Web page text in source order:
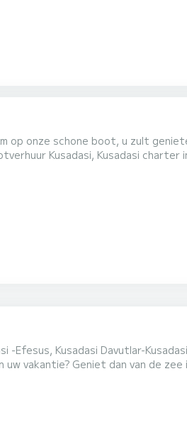
op onze schone boot, u zult
privéboot, huur een
-Efesus, Kusadasi Davutlar-
vakantie? Geniet dan van de zee
informatie. WIJ BIEDEN U EEN